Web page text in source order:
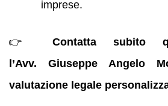
imprese.
👉 Contatta subito
l’Avv. Giuseppe Angelo
valutazione legale